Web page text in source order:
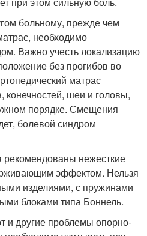
больному, прежде чем
необходимо
Важно учесть локализацию
без прогибов во
матрас
конечностей, шеи и головы,
порядке. Смещения
болевой синдром
нежесткие
эффектом. Нельзя
изделиями, с пружинами
блоками типа Боннель.
и другие проблемы опорно-